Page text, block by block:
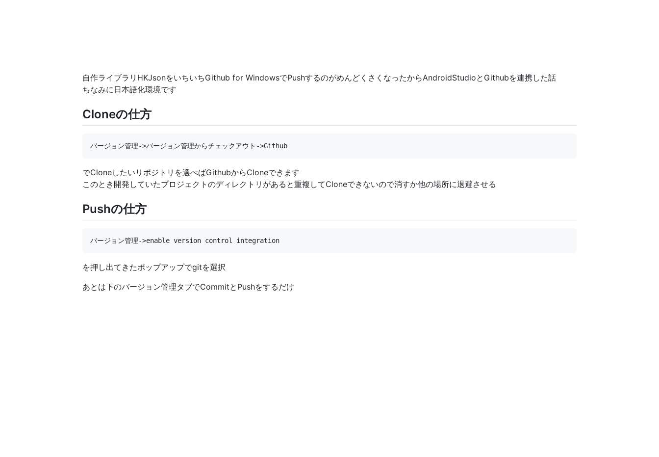
自作ライブラリHKJsonをいちいちGithub for WindowsでPushするのがめんどくさくなったからAndroidStudioとGithubを連携した話
ちなみに日本語化環境です
Cloneの仕方
でCloneしたいリポジトリを選べばGithubからCloneできます
このとき開発していたプロジェクトのディレクトリがあると重複してCloneできないので消すか他の場所に退避させる
Pushの仕方
を押し出てきたポップアップでgitを選択
あとは下のバージョン管理タブでCommitとPushをするだけ